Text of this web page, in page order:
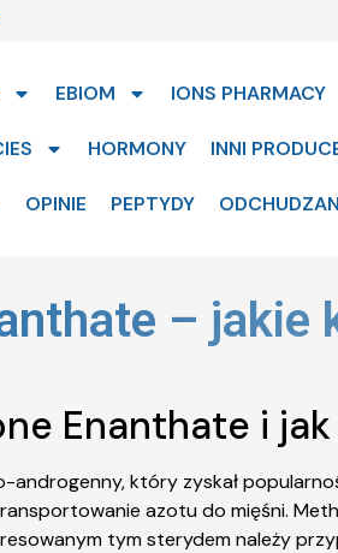
EBIOM IONS PHARMACY
HORMONY INNI
OPINIE PEPTYDY
–
Enanthate i
który zyskał
azotu do mięśni.
tym sterydem należy